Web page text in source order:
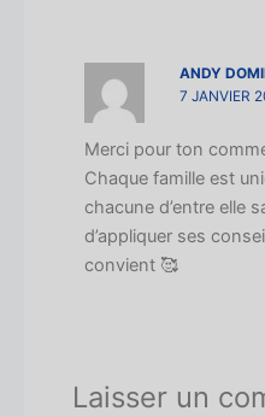
ANDY
7 JANVIER
Merci pour ton
Chaque famille est
chacune d’entre elle
d’appliquer ses
convient 🥰
Laisser un